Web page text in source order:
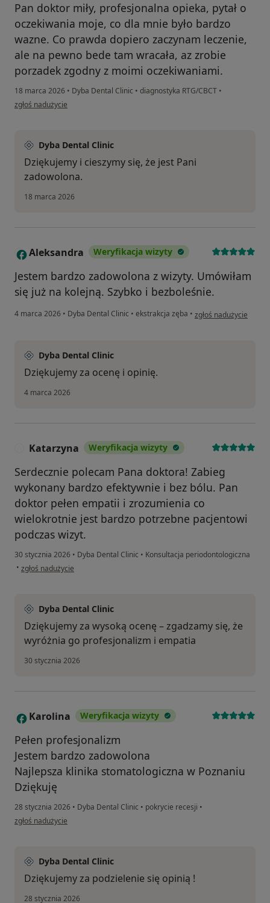
Pan doktor miły, profesjonalna opieka, pytał o
oczekiwania moje, co dla mnie było bardzo
wazne. Co prawda dopiero zaczynam leczenie,
ale na pewno bede tam wracała, az zrobie
porzadek zgodny z moimi oczekiwaniami.
18 marca 2026 • Dyba Dental Clinic • diagnostyka RTG/CBCT •
w opinii użytkownika J.N
zgłoś nadużycie
Dyba Dental Clinic
Dziękujemy i cieszymy się, że jest Pani
zadowolona.
18 marca 2026
A Aleksandra Weryfikacja wizyty
Jestem bardzo zadowolona z wizyty. Umówiłam
się już na kolejną. Szybko i bezboleśnie.
4 marca 2026 • Dyba Dental Clinic • ekstrakcja zęba • w opinii użytkownika
zgłoś nadużycie
Dyba Dental Clinic
Dziękujemy za ocenę i opinię.
4 marca 2026
Katarzyna Weryfikacja wizyty
Serdecznie polecam Pana doktora! Zabieg
wykonany bardzo efektywnie i bez bólu. Pan
doktor pełen empatii i zrozumienia co
wielokrotnie jest bardzo potrzebne pacjentowi
podczas wizyt.
30 stycznia 2026 • Dyba Dental Clinic • Konsultacja periodontologiczna
• w opinii użytkownika Katarzyna
zgłoś nadużycie
Dyba Dental Clinic
Dziękujemy za wysoką ocenę – zgadzamy się, że
wyróżnia go profesjonalizm i empatia
30 stycznia 2026
K Karolina Weryfikacja wizyty
Pełen profesjonalizm
Jestem bardzo zadowolona
Najlepsza klinika stomatologiczna w Poznaniu
Dziękuję
28 stycznia 2026 • Dyba Dental Clinic • pokrycie recesji •
w opinii użytkownika Karolina
zgłoś nadużycie
Dyba Dental Clinic
Dziękujemy za podzielenie się opinią !
28 stycznia 2026